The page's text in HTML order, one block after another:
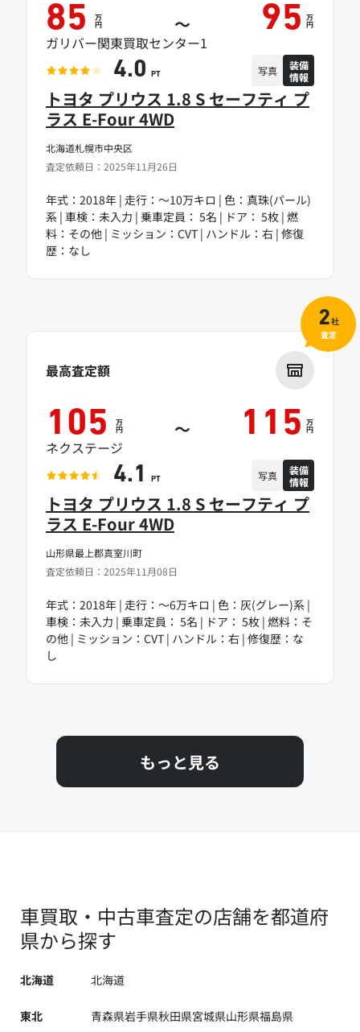
北海道札幌市中央区
査定依頼日：2025年11月26日
トヨタ プリウス 1.8 S セーフティ プ
ラス E-Four 4WD
年式：2018年 | 走行：～10万キロ | 色：真珠(パール)
系 | 車検：未入力 | 乗車定員： 5名 | ドア： 5枚 | 燃
料：その他 | ミッション：CVT | ハンドル：右 | 修復
歴：なし
85 万
円 ～ 95 万
円
ガリバー関東買取センター1
4.0 PT 写真
装備
情報
山形県最上郡真室川町
査定依頼日：2025年11月08日
トヨタ プリウス 1.8 S セーフティ プ
ラス E-Four 4WD
年式：2018年 | 走行：～6万キロ | 色：灰(グレー)系 |
車検：未入力 | 乗車定員： 5名 | ドア： 5枚 | 燃料：そ
の他 | ミッション：CVT | ハンドル：右 | 修復歴：な
し
最高査定額
105 万
円 ～ 115 万
円
ネクステージ
4.1 PT 写真
装備
情報
2社
査定
もっと見る
車買取・中古車査定の店舗を都道府
県から探す
北海道 北海道
東北 青森県岩手県秋田県宮城県山形県福島県